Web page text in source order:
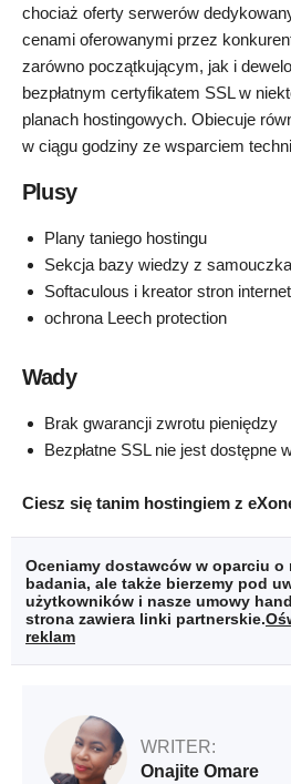
chociaż oferty serwerów
cenami oferowanymi przez
zarówno początkującym, jak i
bezpłatnym certyfikatem SSL w
planach hostingowych. Obiecuje
w ciągu godziny ze wsparciem
Plusy
Plany taniego hostingu
Sekcja bazy wiedzy z
Softaculous i kreator stron
ochrona Leech protection
Wady
Brak gwarancji zwrotu pieniędzy
Bezpłatne SSL nie jest dostępne
Ciesz się tanim hostingiem z
Oceniamy dostawców w oparciu
badania, ale także bierzemy pod
użytkowników i nasze umowy
strona zawiera linki partnerskie.
reklam
WRITER:
Onajite Omare